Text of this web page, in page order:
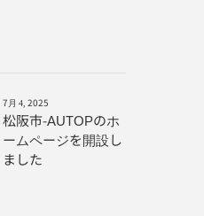
7月 4, 2025
松阪市-AUTOPのホ
ームページを開設し
ました